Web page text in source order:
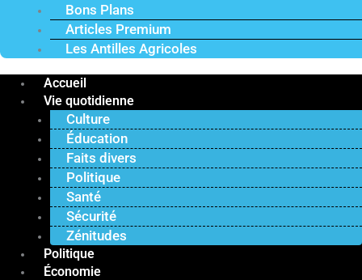
Bons Plans
Articles Premium
Les Antilles Agricoles
Accueil
Vie quotidienne
Culture
Éducation
Faits divers
Politique
Santé
Sécurité
Zénitudes
Politique
Économie